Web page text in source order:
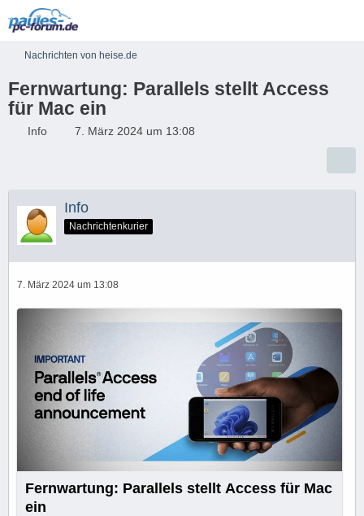
Nachrichten von heise.de
Fernwartung: Parallels stellt Access
für Mac ein
Info 7. März 2024 um 13:08
Info
Nachrichtenkurier
7. März 2024 um 13:08
Fernwartung: Parallels stellt Access für Mac
ein